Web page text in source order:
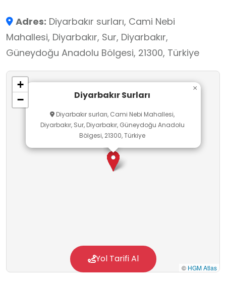
Surların üzerinde yürütülen her adım, milli ve
manevi değerlerin mekânsal olarak
kavranmasını sağlar. Bütüncül eğitim yaklaşımı
doğrultusunda öğrenciler, bu mirası korumanın
sadece bir görev değil, toplumsal bütünlüğün
devamlılığı için bir sorumluluk olduğunu
içselleştirirler.
Adres: Diyarbakır surları, Cami Nebi
Mahallesi, Diyarbakır, Sur, Diyarbakır,
Güneydoğu Anadolu Bölgesi, 21300, Türkiye
Diyarbakır Surları
Diyarbakır surları, Cami Nebi Mahallesi,
Diyarbakır, Sur, Diyarbakır, Güneydoğu Anadolu
Bölgesi, 21300, Türkiye
×
+
−
© HGM Atlas
Yol Tarifi Al